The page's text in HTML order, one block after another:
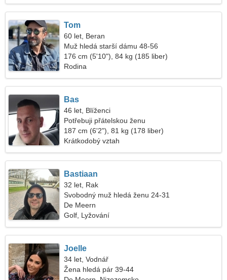
Tom
60 let, Beran
Muž hledá starší dámu 48-56
176 cm (5'10"), 84 kg (185 liber)
Rodina
Bas
46 let, Blíženci
Potřebuji přátelskou ženu
187 cm (6'2"), 81 kg (178 liber)
Krátkodobý vztah
Bastiaan
32 let, Rak
Svobodný muž hledá ženu 24-31
De Meern
Golf, Lyžování
Joelle
34 let, Vodnář
Žena hledá pár 39-44